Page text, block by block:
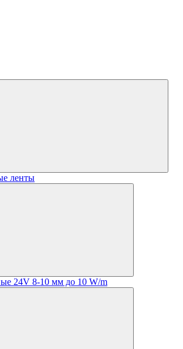
ленты
24V 8-10 мм до 10 W/m